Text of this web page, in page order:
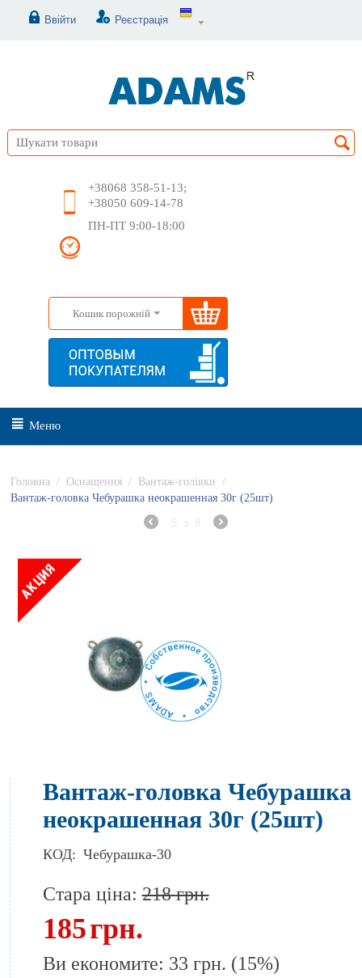
Ввійти Реєстрація
+38068 358-51-13;
+38050 609-14-78
ПН-ПТ 9:00-18:00
Кошик порожній
Меню
Головна / Оснащення / Вантаж-голівки
/
Вантаж-головка Чебурашка неокрашенная 30г (25шт)
5 з 8
Вантаж-головка Чебурашка
неокрашенная 30г (25шт)
КОД: Чебурашка-30
Стара ціна:218 грн.
185грн.
Ви економите: 33 грн. (15%)